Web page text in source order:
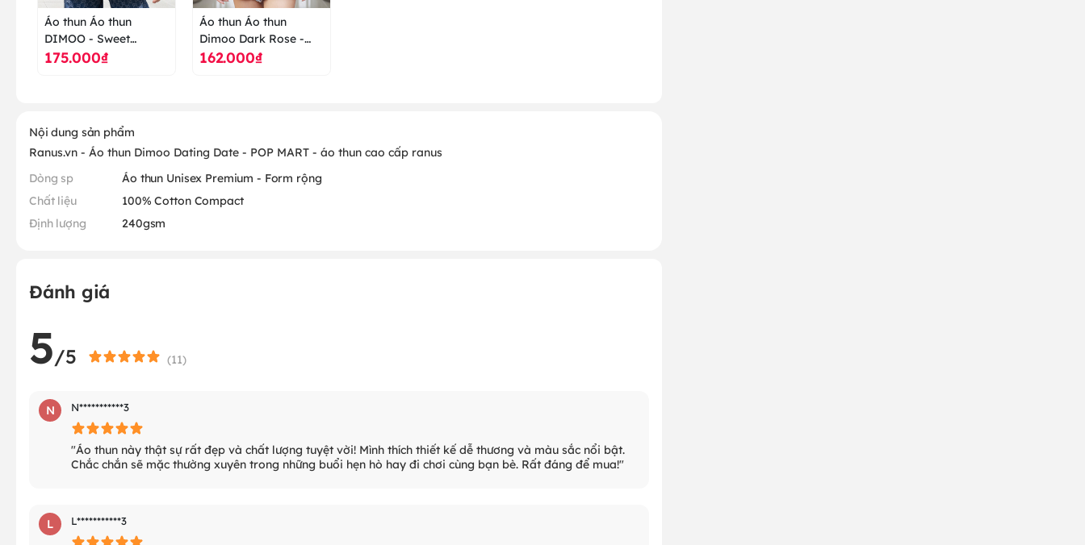
Áo thun Áo thun
DIMOO - Sweet
Together - áo thun cao
175.000₫
Áo thun Áo thun
Dimoo Dark Rose -
Forest Night Series -
162.000₫
Nội dung sản phẩm
Ranus.vn - Áo thun Dimoo Dating Date - POP MART - áo thun cao cấp ranus
Dòng sp
Áo thun Unisex Premium - Form rộng
Chất liệu
100% Cotton Compact
Định lượng
240gsm
Đánh giá
5/5 (11)
N N***********3
"Áo thun này thật sự rất đẹp và chất lượng tuyệt vời! Mình thích thiết kế dễ thương và màu sắc nổi bật.
Chắc chắn sẽ mặc thường xuyên trong những buổi hẹn hò hay đi chơi cùng bạn bè. Rất đáng để mua!"
L L***********3